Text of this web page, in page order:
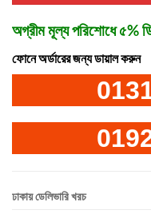
অগ্রীম মূল্য পরিশোধে ৫%
ফোনে অর্ডারের জন্য ডায়াল করুন
ঢাকায় ডেলিভারি খরচ